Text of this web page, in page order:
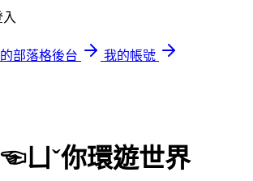
部落格後台
我的帳號
ㄩˇ你環遊世界